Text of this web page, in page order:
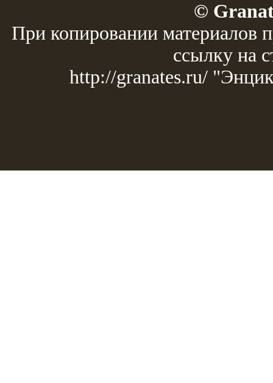
©
При копировании материалов
ссылку на
http://granates.ru/